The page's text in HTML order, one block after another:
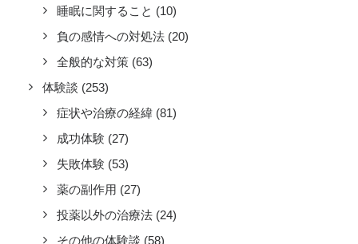
睡眠に関すること (10)
負の感情への対処法 (20)
全般的な対策 (63)
体験談 (253)
症状や治療の経緯 (81)
成功体験 (27)
失敗体験 (53)
薬の副作用 (27)
投薬以外の治療法 (24)
その他の体験談 (58)